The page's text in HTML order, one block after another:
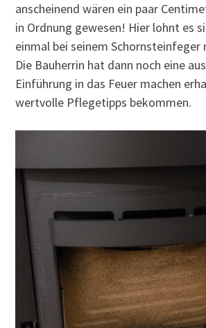
anscheinend wären ein paar
in Ordnung gewesen! Hier lohnt es
einmal bei seinem Schornsteinfeger
Die Bauherrin hat dann noch eine
Einführung in das Feuer machen
wertvolle Pflegetipps bekommen.